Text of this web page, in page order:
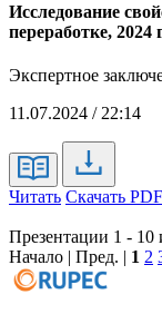
Исследование
переработке, 2024
Экспертное
11.07.2024 / 22:14
Читать Скачать PDF
Презентации 1 - 10
Начало | Пред. | 1 2